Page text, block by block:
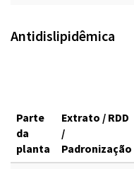
Antidislipidêmica
Parte
da
planta
Extrato / RDD
/
Padronização